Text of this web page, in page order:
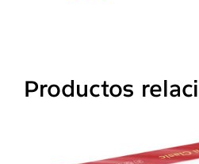
Productos